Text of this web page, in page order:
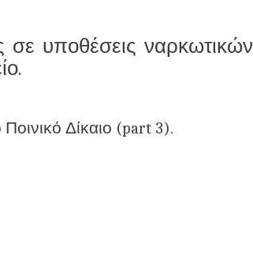
σε υποθέσεις ναρκωτικών
Ποινικό Δίκαιο (part 3).